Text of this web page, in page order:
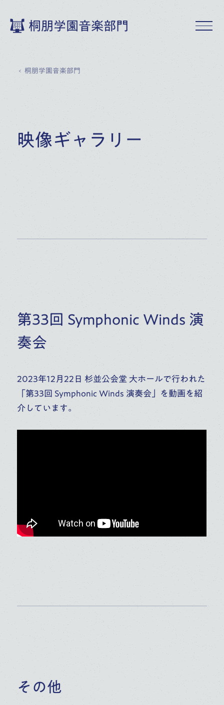
桐朋学園音楽部門
桐朋学園音楽部門
映像ギャラリー
第33回 Symphonic Winds 演
奏会
2023年12月22日 杉並公会堂 大ホールで行われた
「第33回 Symphonic Winds 演奏会」を動画を紹
介しています。
その他